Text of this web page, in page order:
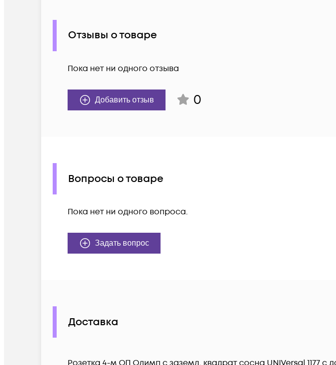
Отзывы о товаре
Пока нет ни одного отзыва
Добавить отзыв 0
Вопросы о товаре
Пока нет ни одного вопроса.
Задать вопрос
Доставка